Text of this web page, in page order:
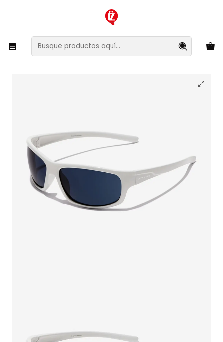
XMAS SALE ¡Compra antes de que la oferta termine!
Lentes y Accesorios Lentes de Sol
Lentes de Sol Hawkers Boost HBOO24HLT0